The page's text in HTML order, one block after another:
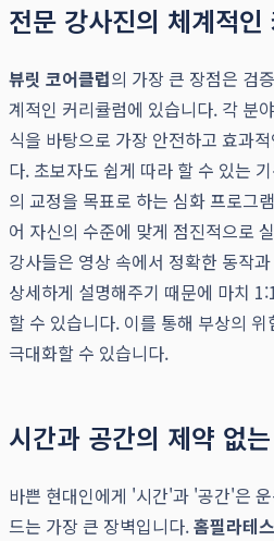
전문 강사진의 체계적인
뷰릿 코어클럽의 가장 큰 장점은 검
계적인 커리큘럼에 있습니다. 각 분
식을 바탕으로 가장 안전하고 효과
다. 초보자도 쉽게 따라 할 수 있는
의 교정을 목표로 하는 심화 프로그
어 자신의 수준에 맞게 점진적으로
강사들은 영상 속에서 정확한 동작
상세하게 설명해주기 때문에 마치
할 수 있습니다. 이를 통해 부상의
극대화할 수 있습니다.
시간과 공간의 제약 없
바쁜 현대인에게 '시간'과 '공간'은
드는 가장 큰 장벽입니다.홈필라테스